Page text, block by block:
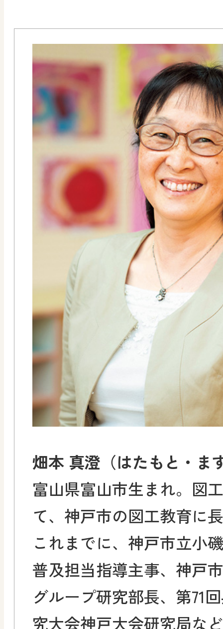
畑本 真澄（はたもと・ま
富山県富山市生まれ。図
て、神戸市の図工教育に
これまでに、神戸市立小
普及担当指導主事、神戸
グループ研究部長、第71
究大会神戸大会研究局な